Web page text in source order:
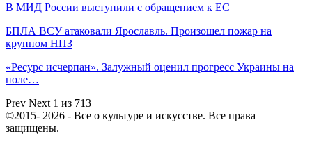
В МИД России выступили с обращением к ЕС
БПЛА ВСУ атаковали Ярославль. Произошел пожар на
крупном НПЗ
«Ресурс исчерпан». Залужный оценил прогресс Украины на
поле…
Prev Next 1 из 713
©2015- 2026 - Все о культуре и искусстве. Все права
защищены.